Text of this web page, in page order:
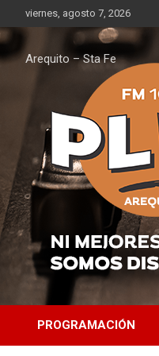
al
contenido
viernes, agosto 7, 2026
Arequito – Sta Fe
PROGRAMACIÓN